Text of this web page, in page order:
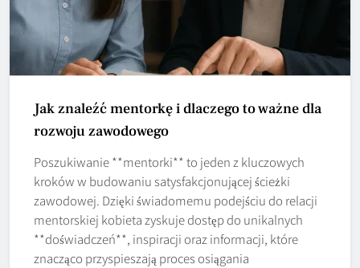
Jak znaleźć mentorkę i dlaczego to ważne dla
rozwoju zawodowego
Poszukiwanie **mentorki** to jeden z kluczowych
kroków w budowaniu satysfakcjonującej ścieżki
zawodowej. Dzięki świadomemu podejściu do relacji
mentorskiej kobieta zyskuje dostęp do unikalnych
**doświadczeń**, inspiracji oraz informacji, które
znacząco przyspieszają proces osiągania